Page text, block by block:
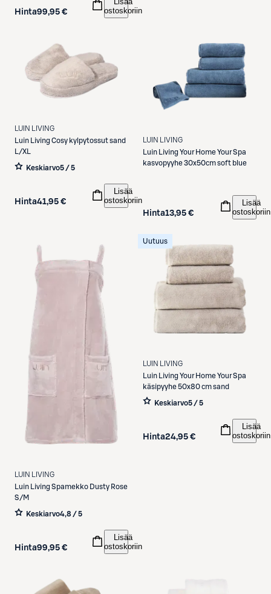
Hinta99,95 €
ostoskoriin
LUIN LIVING
Luin Living Cosy kylpytossut sand
L/XL
Keskiarvo5 / 5
Hinta41,95 €
Lisää
ostoskoriin
LUIN LIVING
Luin Living Your Home Your Spa
kasvopyyhe 30x50cm soft blue
Hinta13,95 €
Lisää
ostoskoriin
LUIN LIVING
Luin Living Spamekko Dusty Rose
S/M
Keskiarvo4,8 / 5
Hinta99,95 €
Lisää
ostoskoriin
Uutuus
LUIN LIVING
Luin Living Your Home Your Spa
käsipyyhe 50x80 cm sand
Keskiarvo5 / 5
Hinta24,95 €
Lisää
ostoskoriin